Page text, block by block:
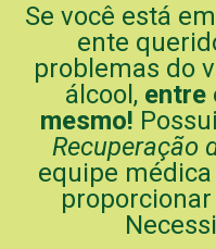
Se você está em
ente
problemas do
álcool, entre
mesmo!
Recuperação
equipe